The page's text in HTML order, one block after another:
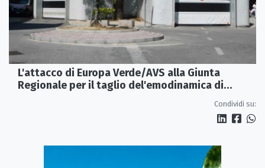
L'attacco di Europa Verde/AVS alla Giunta
Regionale per il taglio del'emodinamica di
Condividi su: